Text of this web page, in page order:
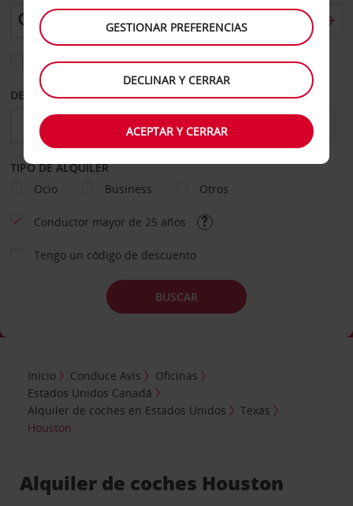
Elegir otra oficina de devolución
DESDE HASTA
TIPO DE ALQUILER
Ocio
Business Otros
Conductor mayor de 25 años
Tengo un código de descuento
BUSCAR
Inicio Conduce Avis
Oficinas
Estados Unidos Canadá
Alquiler de coches en Estados Unidos
Texas
Houston
Alquiler de coches Houston
GESTIONAR PREFERENCIAS
DECLINAR Y CERRAR
ACEPTAR Y CERRAR